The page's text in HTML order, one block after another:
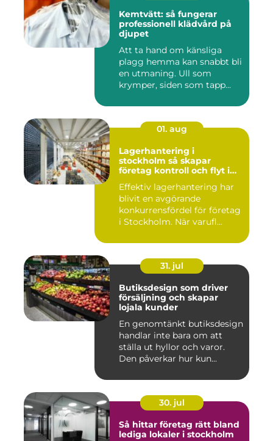
Kemtvätt: så fungerar
professionell klädvård på
djupet
Att ta hand om känsliga
plagg hemma kan snabbt bli
en utmaning. Ull som
krymper, siden som tapp...
01. aug
Lagerhantering i
stockholm så skapar
företag kontroll och flyt i
Effektiv lagerhantering har
blivit en avgörande
konkurrensfördel för företag
i Stockholm. När varufl...
31. jul
Butiksdesign som driver
försäljning och skapar
lojala kunder
En genomtänkt butiksdesign
handlar inte bara om att
ställa ut hyllor och varor.
Den påverkar hur kun...
30. jul
Så hittar företag rätt bland
lediga lokaler i stockholm